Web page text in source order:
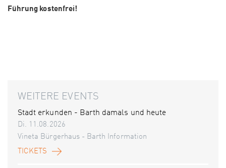
Führung kostenfrei!
WEITERE EVENTS
Stadt erkunden - Barth damals und heute
Di. 11.08.2026
Vineta Bürgerhaus - Barth Information
TICKETS